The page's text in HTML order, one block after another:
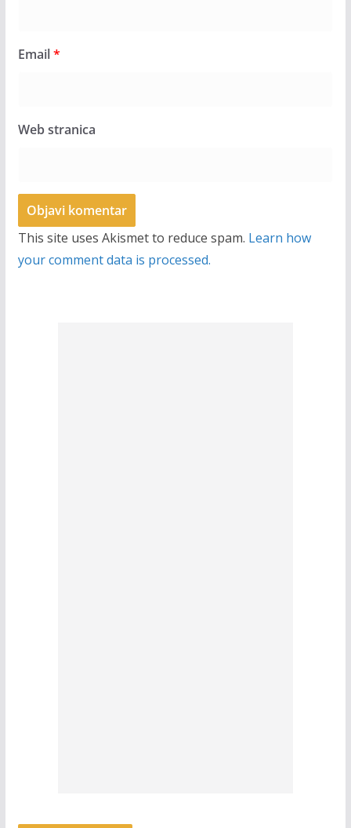
Email*
Web stranica
This site uses Akismet to reduce spam. Learn how
your comment data is processed.